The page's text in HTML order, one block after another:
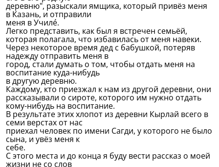
деревню", разыскали ямщика, который привёз меня
в Казань, и отправили
меня в Училé.
Легко представить, как был я встречен семьёй,
которая полагала, что избавилась от меня навеки.
Через некоторое время дед с бабушкой, потеряв
надежду отправить меня в
город, стали думать о том, чтобы отдать меня на
воспитание куда-нибудь
в другую деревню.
Каждому, кто приезжал к нам из другой деревни, они
рассказывали о сироте, которого им нужно отдать
кому-нибудь на воспитание.
В результате этих хлопот из деревни Кырлай всего в
семи верстах от нас
приехал человек по имени Сагди, у которого не было
сына, и увёз меня к
себе.
С этого места и до конца я буду вести рассказ о моей
жизни не со слов